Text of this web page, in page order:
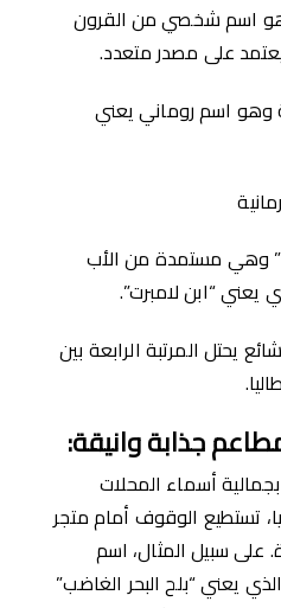
اسم شخصي من القرون
على مصدر متعدد.
وهو اسم روماني يعني
وهي مستمدة من الأب
يعني “ابن لامبرت”.
يحتل المرتبة الرابعة بين
جذابة وانيقة:
بجمالية أسماء المحلات
تستطيع الوقوف أمام متجر
على سبيل المثال، اسم
يعني “بلح البحر الغاضب”